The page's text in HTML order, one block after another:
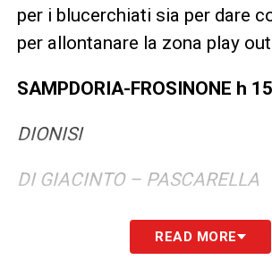
per i blucerchiati sia per dare
per allontanare la zona play
SAMPDORIA-FROSINONE h
DIONISI
DI GIACINTO – PASCARELLA
READ MORE